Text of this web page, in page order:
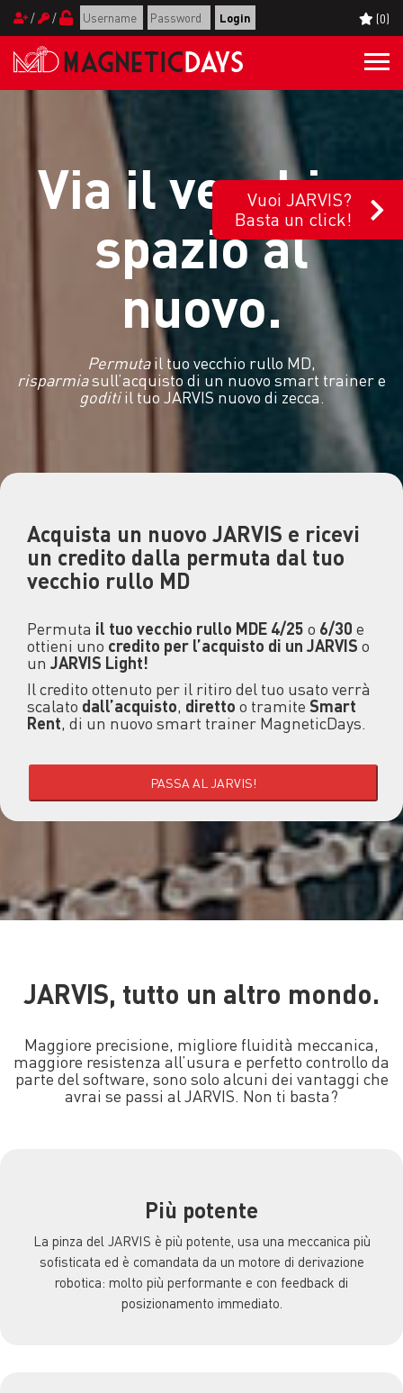
/ / (0)
Vuoi JARVIS?
Basta un click!
Via il vecchio,
spazio al
nuovo.
Permutail tuo vecchio rullo MD,
risparmiasull’acquisto di un nuovo smart trainer e
goditiil tuo JARVIS nuovo di zecca.
Acquista un nuovo JARVIS e ricevi
un credito dalla permuta dal tuo
vecchio rullo MD
Permuta il tuo vecchio rullo MDE 4/25 o 6/30 e
ottieni uno credito per l’acquisto di un JARVIS o
un JARVIS Light!
Il credito ottenuto per il ritiro del tuo usato verrà
scalato dall’acquisto, diretto o tramite Smart
Rent, di un nuovo smart trainer MagneticDays.
PASSA AL JARVIS!
JARVIS, tutto un altro mondo.
Maggiore precisione, migliore fluidità meccanica,
maggiore resistenza all’usura e perfetto controllo da
parte del software, sono solo alcuni dei vantaggi che
avrai se passi al JARVIS. Non ti basta?
Più potente
La pinza del JARVIS è più potente, usa una meccanica più
sofisticata ed è comandata da un motore di derivazione
robotica: molto più performante e con feedback di
posizionamento immediato.